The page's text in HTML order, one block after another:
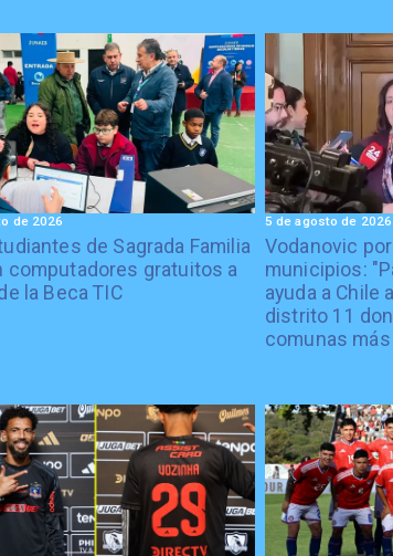
de Sagrada Familia
computadores gratuitos a
la Beca TIC
de 2026
Vodanovic
municipios:
ayuda a Chile
distrito 11
comunas
5 de agosto de 2026